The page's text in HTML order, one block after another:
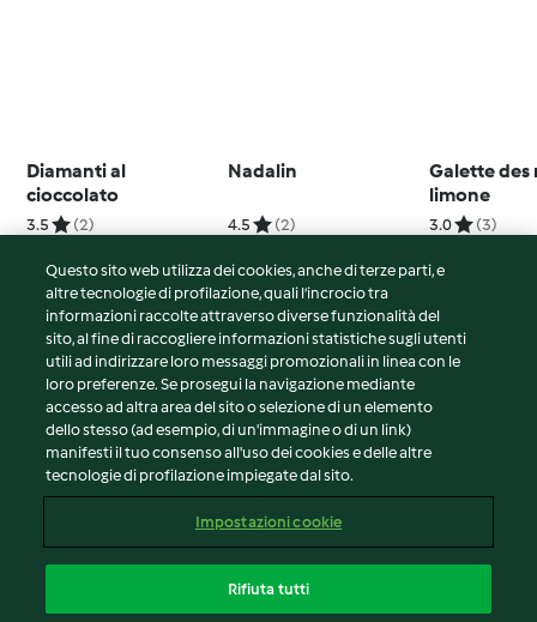
Diamanti al
cioccolato
3.5 (2)
Nadalin
4.5 (2)
Galette des
limone
3.0 (3)
© Copyright 2026
Termini del servizio
Informativa sulla privacy
Avvertenze generali
Note legali
Contenuto del rapporto
Dichiarazione di accessibilità
Questo sito web utilizza dei cookies, anche di terze parti, e
altre tecnologie di profilazione, quali l’incrocio tra
informazioni raccolte attraverso diverse funzionalità del
sito, al fine di raccogliere informazioni statistiche sugli utenti
utili ad indirizzare loro messaggi promozionali in linea con le
loro preferenze. Se prosegui la navigazione mediante
accesso ad altra area del sito o selezione di un elemento
dello stesso (ad esempio, di un'immagine o di un link)
manifesti il tuo consenso all'uso dei cookies e delle altre
tecnologie di profilazione impiegate dal sito.
Impostazioni cookie
Rifiuta tutti